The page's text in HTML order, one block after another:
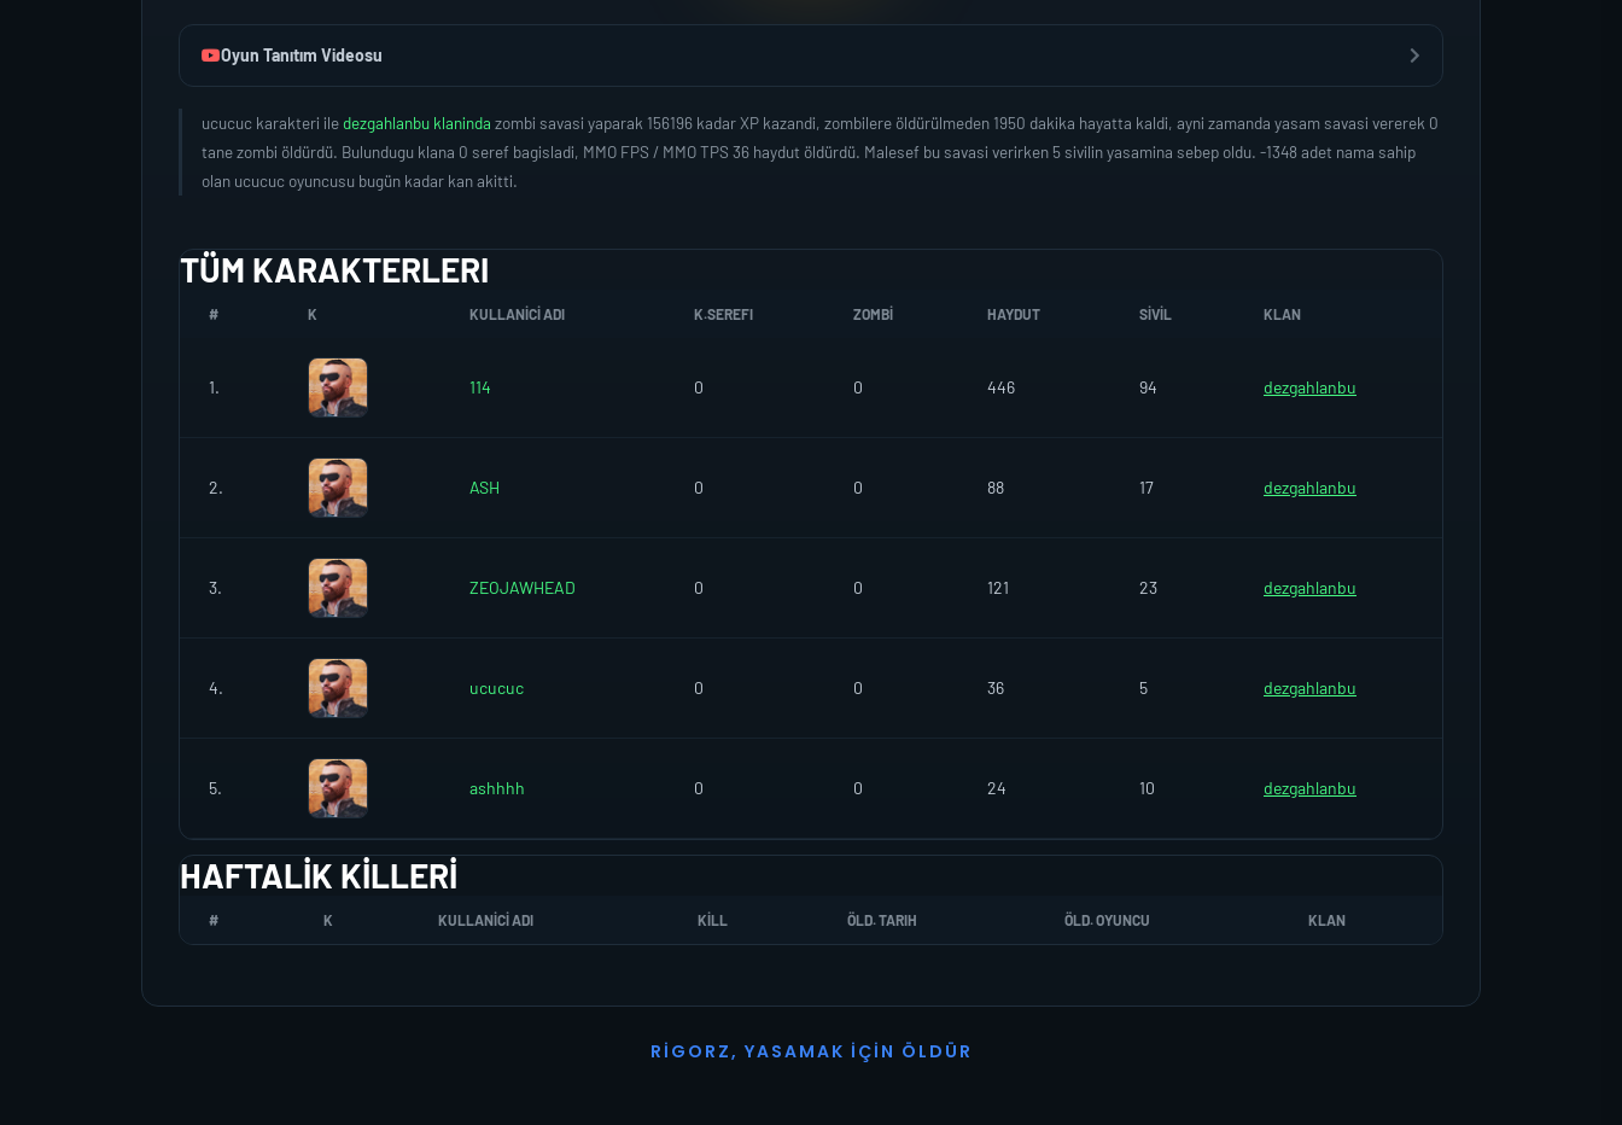
Oyun Tanıtım Videosu
ucucuc karakteri iledezgahlanbu klaninda zombi savasi yaparak 156196 kadar XP kazandi, zombilere öldürülmeden 1950 dakika hayatta kaldi, ayni zamanda yasam savasi vererek 0
tane zombi öldürdü. Bulundugu klana 0 seref bagisladi, MMO FPS / MMO TPS 36 haydut öldürdü. Malesef bu savasi verirken 5 sivilin yasamina sebep oldu. -1348 adet nama sahip
olan ucucuc oyuncusu bugün kadar kan akitti.
TÜM KARAKTERLERI
# K KULLANICI ADI K.SEREFI ZOMBI HAYDUT SIVIL KLAN
1. 114 0 0 446 94 dezgahlanbu
2. ASH 0 0 88 17 dezgahlanbu
3. ZEOJAWHEAD 0 0 121 23 dezgahlanbu
4. ucucuc 0 0 36 5 dezgahlanbu
5. ashhhh 0 0 24 10 dezgahlanbu
HAFTALIK KILLERI
# K KULLANICI ADI KILL ÖLD. TARIH ÖLD. OYUNCU KLAN
R I G O R Z, YASAMAK İ ÇI N Ö L D Ü R